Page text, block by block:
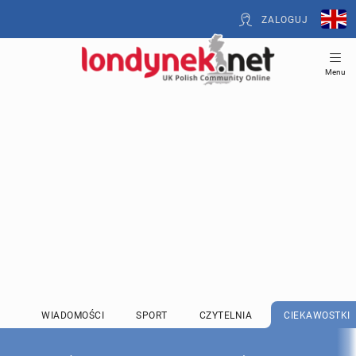
ZALOGUJ
Menu
WIADOMOŚCI SPORT CZYTELNIA CIEKAWOSTKI